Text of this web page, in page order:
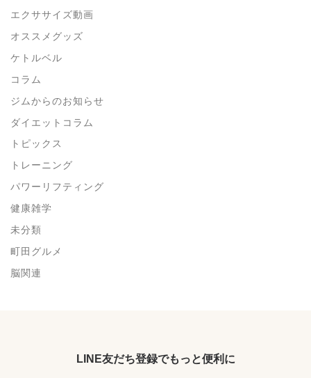
エクササイズ動画
オススメグッズ
ケトルベル
コラム
ジムからのお知らせ
ダイエットコラム
トピックス
トレーニング
パワーリフティング
健康雑学
未分類
町田グルメ
脳関連
LINE友だち登録でもっと便利に